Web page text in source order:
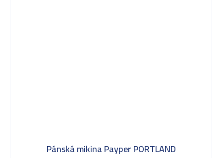
Pánská mikina Payper PORTLAND